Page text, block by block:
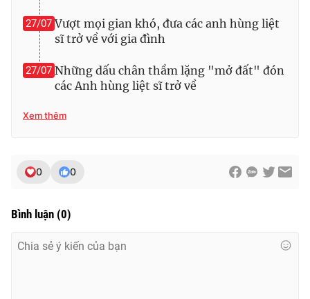
27/07 Vượt mọi gian khó, đưa các anh hùng liệt
sĩ trở về với gia đình
27/07 Những dấu chân thầm lặng "mở đất" đón
các Anh hùng liệt sĩ trở về
Xem thêm
0 0
Bình luận (0)